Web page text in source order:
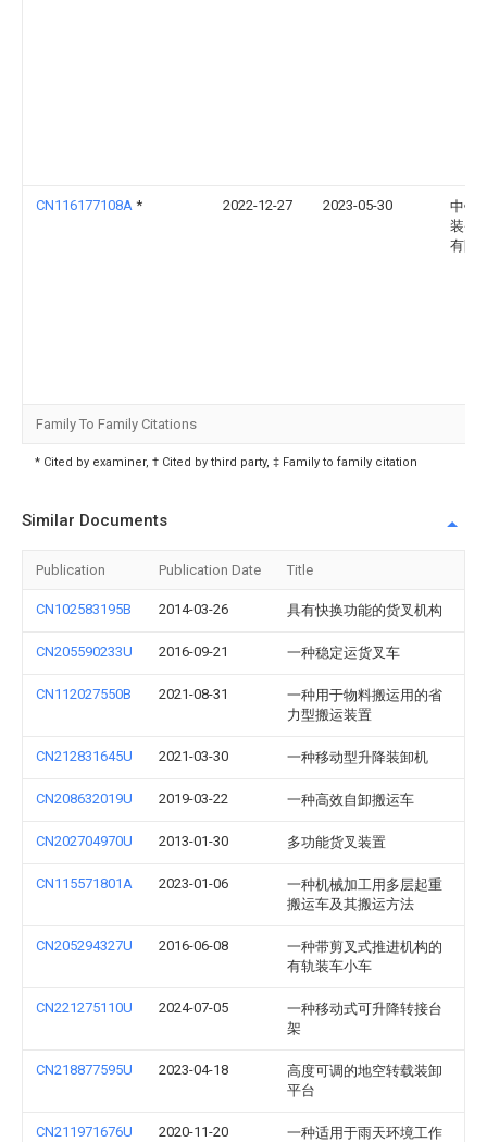
CN116177108A * 2022-12-27 2023-05-30
中铁
装备
有限
Family To Family Citations
* Cited by examiner, † Cited by third party, ‡ Family to family citation
Similar Documents
Publication Publication Date Title
CN102583195B 2014-03-26 具有快换功能的货叉机构
CN205590233U 2016-09-21 一种稳定运货叉车
CN112027550B 2021-08-31
一种用于物料搬运用的省
力型搬运装置
CN212831645U 2021-03-30 一种移动型升降装卸机
CN208632019U 2019-03-22 一种高效自卸搬运车
CN202704970U 2013-01-30 多功能货叉装置
CN115571801A 2023-01-06
一种机械加工用多层起重
搬运车及其搬运方法
CN205294327U 2016-06-08
一种带剪叉式推进机构的
有轨装车小车
CN221275110U 2024-07-05
一种移动式可升降转接台
架
CN218877595U 2023-04-18
高度可调的地空转载装卸
平台
CN211971676U 2020-11-20
一种适用于雨天环境工作